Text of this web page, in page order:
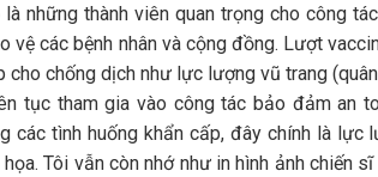
những thành viên quan trọng cho công
vệ các bệnh nhân và cộng đồng. Lượt
cho chống dịch như lực lượng vũ trang
tục tham gia vào công tác bảo đảm an
các tình huống khẩn cấp, đây chính là
Tôi vẫn còn nhớ như in hình ảnh chiến